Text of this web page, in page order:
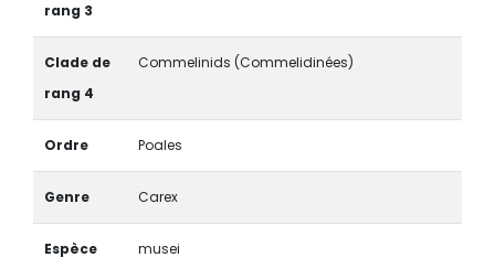
rang 3
Clade de
rang 4
Commelinids (Commelidinées)
Ordre Poales
Genre Carex
Espèce musei